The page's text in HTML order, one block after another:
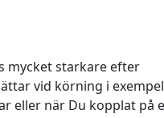
mycket starkare efter
vid körning i
eller när Du kopplat på